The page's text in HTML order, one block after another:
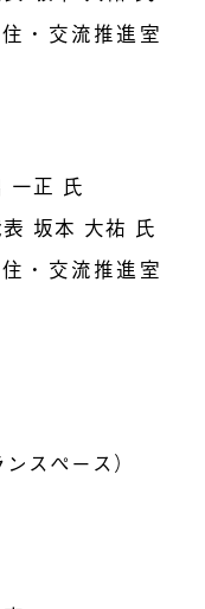
・交流推進室
一正 氏
坂本 大祐 氏
・交流推進室
スペース）